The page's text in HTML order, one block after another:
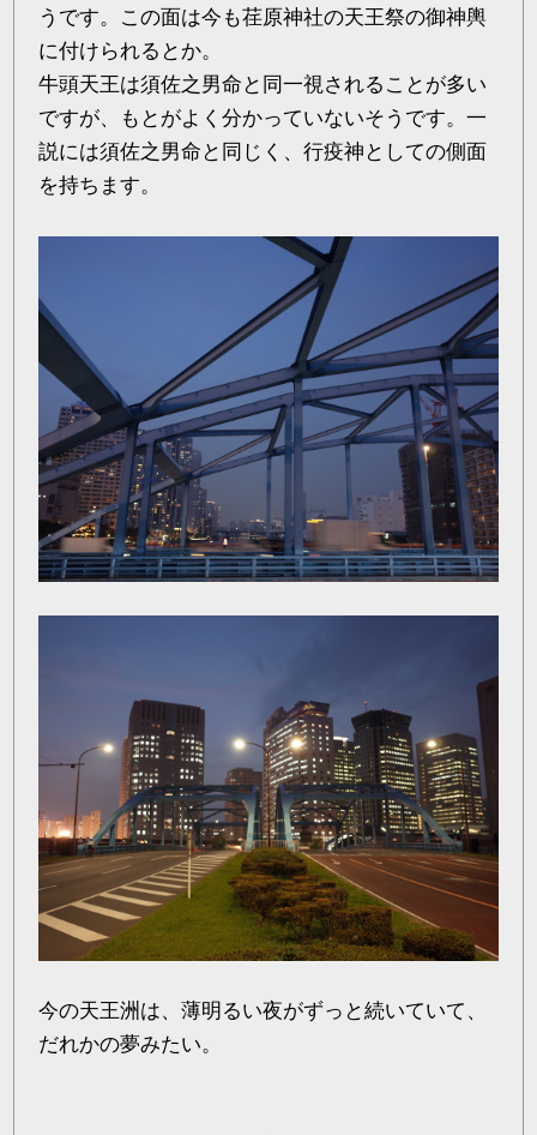
うです。この面は今も荏原神社の天王祭の御神輿
に付けられるとか。
牛頭天王は須佐之男命と同一視されることが多い
ですが、もとがよく分かっていないそうです。一
説には須佐之男命と同じく、行疫神としての側面
を持ちます。
今の天王洲は、薄明るい夜がずっと続いていて、
だれかの夢みたい。